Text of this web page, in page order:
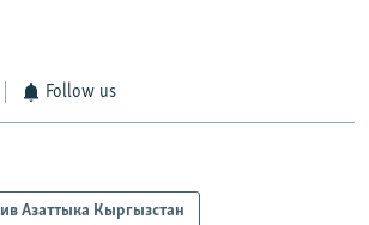
Follow us
Азаттыка Кыргызстан